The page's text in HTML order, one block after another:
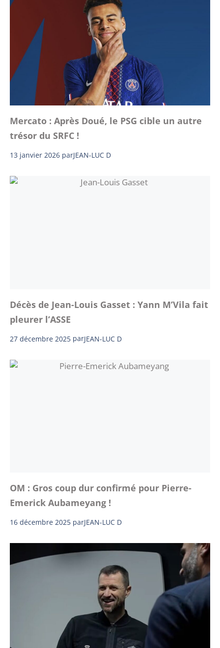
Mercato : Après Doué, le PSG cible un autre
trésor du SRFC !
13 janvier 2026 parJEAN-LUC D
Décès de Jean-Louis Gasset : Yann M’Vila fait
pleurer l’ASSE
27 décembre 2025 parJEAN-LUC D
OM : Gros coup dur confirmé pour Pierre-
Emerick Aubameyang !
16 décembre 2025 parJEAN-LUC D